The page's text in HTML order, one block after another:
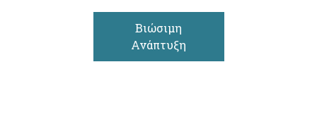
Βιώσιμη
Ανάπτυξη